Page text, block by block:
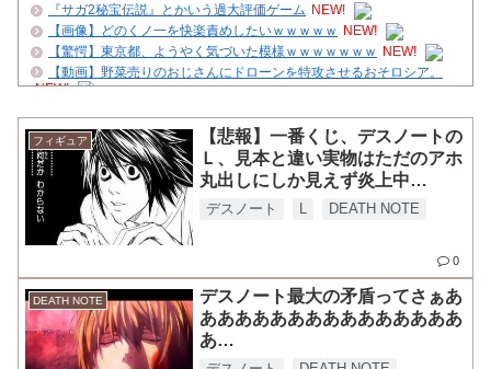
『サガ2秘宝伝説』とかいう過大評価ゲーム NEW!
【画像】どのくノ一を快楽責めしたいｗｗｗｗｗ NEW!
【驚愕】東京都、ようやく気づいた模様ｗｗｗｗｗｗｗ NEW!
【動画】野菜売りのおじさんにドローンを特攻させるおそロシア。
NEW!
【復活予告】管理人、クダクダ
【画像】NARUTO三大謎の一つ、「羅生門」とは一体何だったの
か！？
舌を絡ませて、唾液交換して── ちゅっちゅしながらの濃厚エッ画像♪
ジャンプで綺麗に終わった名作ないよな
クレバテスⅡ-魔獣の王と偽りの勇者伝承- 第4話 感想：敵を探すより
トアの書を餌に誘き出す作戦！
【ハンターハンター】再登場するかな
Powered by livedoor 相互RSS
フィギュア
【悲報】一番くじ、デスノートの
Ｌ、見本と違い実物はただのアホ
丸出しにしか見えず炎上中
wwwwwwwwwwwwwwwwwww
デスノート L DEATH NOTE
0
DEATH NOTE
デスノート最大の矛盾ってさぁあ
あああああああああああああああ
あ
あ！！！！！！！！！！！！！！